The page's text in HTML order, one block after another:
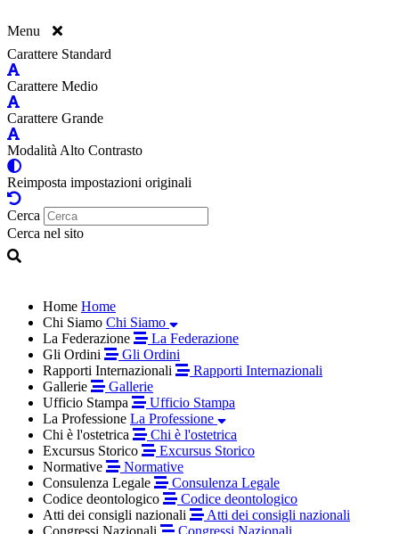
Menu
Carattere Standard
Carattere Medio
Carattere Grande
Modalità Alto Contrasto
Reimposta impostazioni originali
Cerca
Cerca nel sito
Home Home
Chi Siamo Chi Siamo
La Federazione
La Federazione
Gli Ordini
Gli Ordini
Rapporti Internazionali
Rapporti Internazionali
Gallerie
Gallerie
Ufficio Stampa
Ufficio Stampa
La Professione La Professione
Chi è l'ostetrica
Chi è l'ostetrica
Excursus Storico
Excursus Storico
Normative
Normative
Consulenza Legale
Consulenza Legale
Codice deontologico
Codice deontologico
Atti dei consigli nazionali
Atti dei consigli nazionali
Congressi Nazionali
Congressi Nazionali